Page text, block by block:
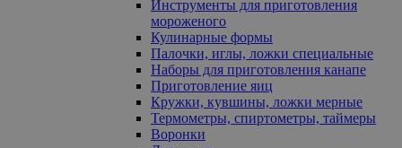
Инструменты для приготовления
мороженого
Кулинарные формы
Палочки, иглы, ложки специальные
Наборы для приготовления канапе
Приготовление яиц
Кружки, кувшины, ложки мерные
Термометры, спиртометры, таймеры
Воронки